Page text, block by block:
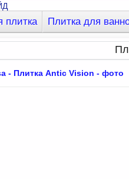
плитка Плитка для